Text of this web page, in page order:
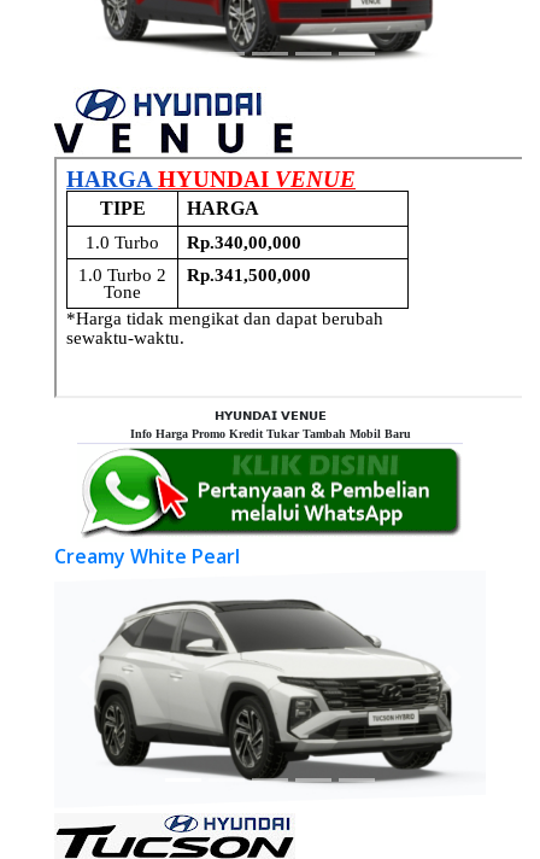
𝗛𝗬𝗨𝗡𝗗𝗔𝗜 𝗩𝗘𝗡𝗨𝗘
Info Harga Promo Kredit Tukar Tambah Mobil Baru
Creamy White Pearl
Previous Next